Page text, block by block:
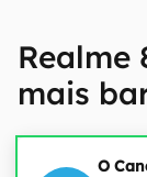
Realme
mais
O